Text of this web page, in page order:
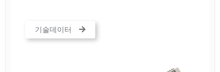
기술데이터